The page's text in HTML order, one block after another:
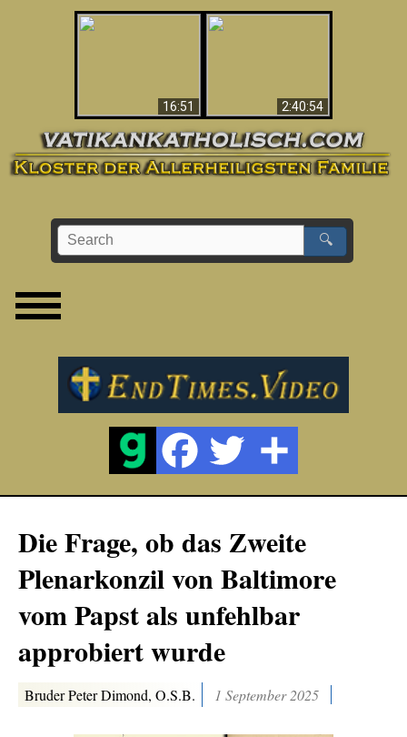
16:51
2:40:54
🔍
Die Frage, ob das Zweite
Plenarkonzil von Baltimore
vom Papst als unfehlbar
approbiert wurde
Bruder Peter Dimond, O.S.B. 1 September 2025